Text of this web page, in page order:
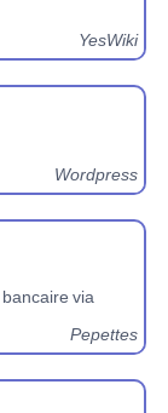
YesWiki
Wordpress
Pepettes
via